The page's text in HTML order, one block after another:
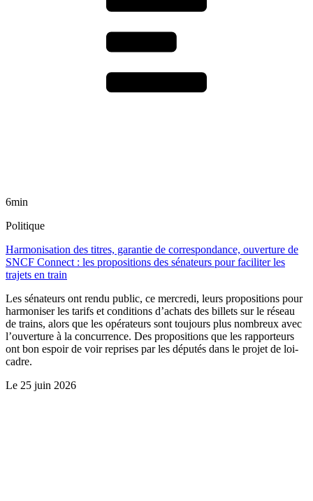
6min
Politique
Harmonisation des titres, garantie de correspondance, ouverture de
SNCF Connect : les propositions des sénateurs pour faciliter les
trajets en train
Les sénateurs ont rendu public, ce mercredi, leurs propositions pour
harmoniser les tarifs et conditions d’achats des billets sur le réseau
de trains, alors que les opérateurs sont toujours plus nombreux avec
l’ouverture à la concurrence. Des propositions que les rapporteurs
ont bon espoir de voir reprises par les députés dans le projet de loi-
cadre.
Le 25 juin 2026